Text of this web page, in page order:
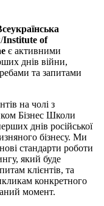
/Institute of
є активними
днів війни,
та запитами
на чолі з
Бізнес Школи
днів російської
бізнесу. Ми
стандарти роботи
який буде
клієнтів, та
конкретного
момент.